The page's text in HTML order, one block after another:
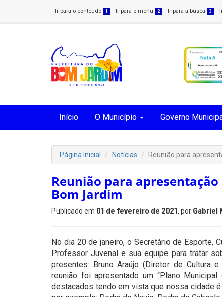
Ir para o conteúdo 1 Ir para o menu 2 Ir para a busca 3
Início O Município Governo
Página Inicial Notícias Reunião para
Reunião para
Bom Jardim
Publicado em 01 de fevereiro de 2021, por Gabriel
No dia 20 de janeiro, o Secretário de Esporte,
Professor Juvenal e sua equipe para tratar
presentes: Bruno Araújo (Diretor de Cultura
reunião foi apresentado um “Plano
destacados tendo em vista que nossa cidade